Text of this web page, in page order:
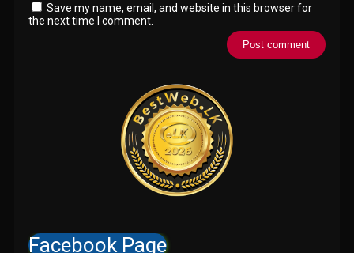
Save my name, email, and website in this browser for
the next time I comment.
Facebook Page